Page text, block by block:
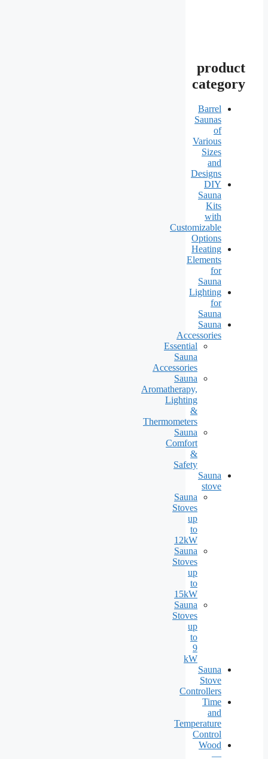
product
category
Barrel
Saunas
of
Various
Sizes
and
Designs
DIY
Sauna
Kits
with
Customizable
Options
Heating
Elements
for
Sauna
Lighting
for
Sauna
Sauna
Accessories
Essential
Sauna
Accessories
Sauna
Aromatherapy,
Lighting
&
Thermometers
Sauna
Comfort
&
Safety
Sauna
stove
Sauna
Stoves
up
to
12kW
Sauna
Stoves
up
to
15kW
Sauna
Stoves
up
to
9
kW
Sauna
Stove
Controllers
Time
and
Temperature
Control
Wood
—